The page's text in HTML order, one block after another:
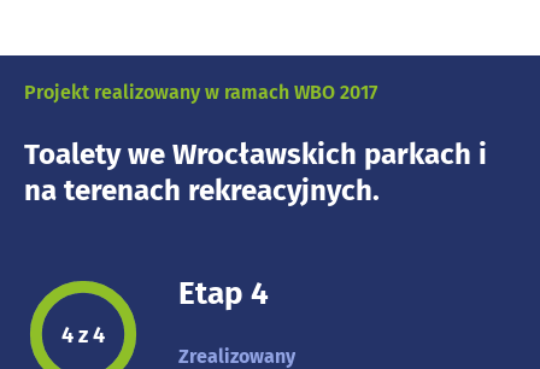
Projekt realizowany w ramach WBO 2017
Toalety we Wrocławskich parkach i
na terenach rekreacyjnych.
Etap projektu:
4 z 4
Etap 4
Zrealizowany